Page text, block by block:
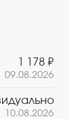
1 178 ₽
09.08.2026
10.08.2026